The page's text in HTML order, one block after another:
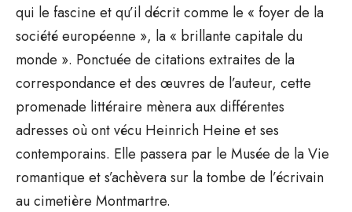
qui le fascine et qu’il décrit comme le « foyer de la
société européenne », la « brillante capitale du
monde ». Ponctuée de citations extraites de la
correspondance et des œuvres de l’auteur, cette
promenade littéraire mènera aux différentes
adresses où ont vécu Heinrich Heine et ses
contemporains. Elle passera par le Musée de la Vie
romantique et s’achèvera sur la tombe de l’écrivain
au cimetière Montmartre.